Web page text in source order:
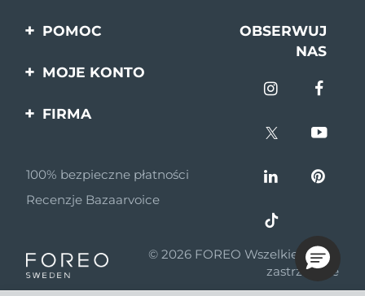
POMOC
Kontakt
OBSERWUJ
NAS
MOJE KONTO
FIRMA
Program partnerski
Wiadomości
MYSA
Dystrybutorzy
100% bezpieczne płatności
Recenzje Bazaarvoice
© 2026 FOREO Wszelkie prawa
zastrzeżone